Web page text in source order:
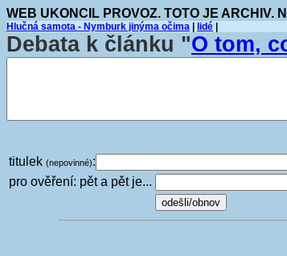
WEB UKONCIL PROVOZ. TOTO JE ARCHIV.
Hlučná samota - Nymburk jinýma očima lidé
Debata k článku "O tom,
titulek (nepovinné):
pro ověření: pět a pět je...